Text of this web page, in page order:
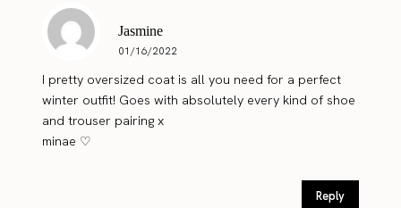
Jasmine
01/16/2022
I pretty oversized coat is all you need for a perfect
winter outfit! Goes with absolutely every kind of shoe
and trouser pairing x
minae ♡
Reply